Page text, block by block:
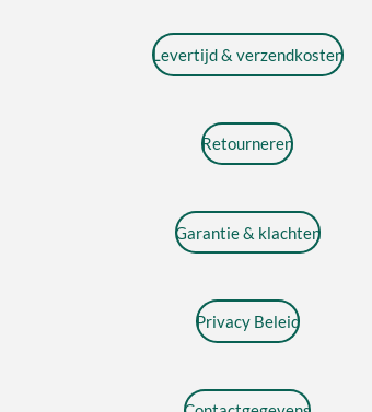
Levertijd & verzendkosten
Retourneren
Garantie & klachten
Privacy Beleid